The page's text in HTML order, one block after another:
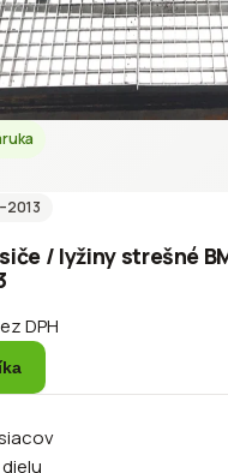
–2013
/ lyžiny strešné
DPH